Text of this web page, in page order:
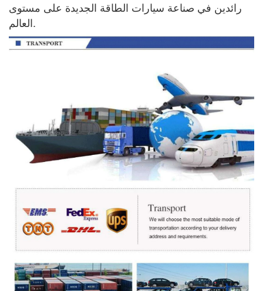
رائدين في صناعة سيارات الطاقة الجديدة على مستوى
العالم.